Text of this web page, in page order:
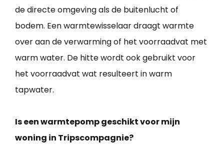
de directe omgeving als de buitenlucht of
bodem. Een warmtewisselaar draagt warmte
over aan de verwarming of het voorraadvat met
warm water. De hitte wordt ook gebruikt voor
het voorraadvat wat resulteert in warm
tapwater.
Is een warmtepomp geschikt voor mijn
woning in Tripscompagnie?